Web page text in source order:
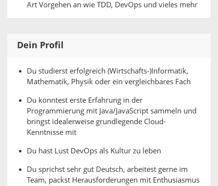
Art Vorgehen an wie TDD, DevOps und vieles mehr
Dein Profil
Du studierst erfolgreich (Wirtschafts-)Informatik,
Mathematik, Physik oder ein vergleichbares Fach
Du konntest erste Erfahrung in der
Programmierung mit Java/JavaScript sammeln und
bringst idealerweise grundlegende Cloud-
Kenntnisse mit
Du hast Lust DevOps als Kultur zu leben
Du sprichst sehr gut Deutsch, arbeitest gerne im
Team, packst Herausforderungen mit Enthusiasmus